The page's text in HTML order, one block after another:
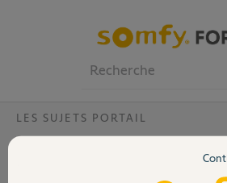
Volet
LES SUJETS PORTAIL
Bouton central